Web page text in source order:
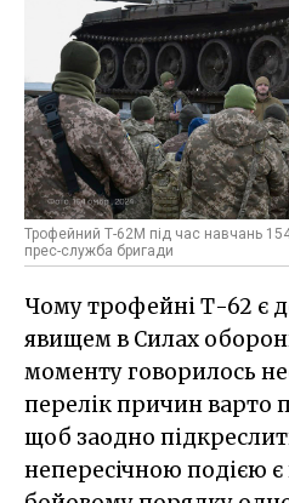
Трофейний Т-62М під час навчань
прес-служба бригади
Чому трофейні Т-62 є
явищем в Силах
моменту говорилось
перелік причин варто
щоб заодно
непересічною подією є